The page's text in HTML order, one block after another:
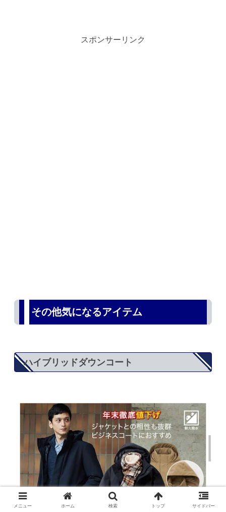
スポンサーリンク
その他気になるアイテム
ハイブリッドダウンコート
メニュー ホーム 検索 トップ サイドバー